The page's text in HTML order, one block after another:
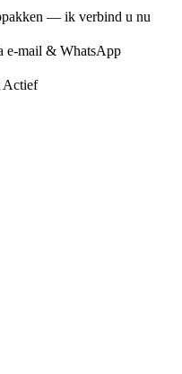
— ik verbind u nu
e-mail & WhatsApp
Actief